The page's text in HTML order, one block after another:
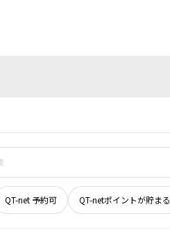
QT-net 予約可 QT-netポイントが貯まる